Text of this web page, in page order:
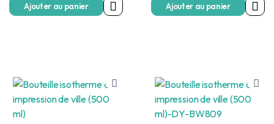
Ajouter au panier Ajouter au panier